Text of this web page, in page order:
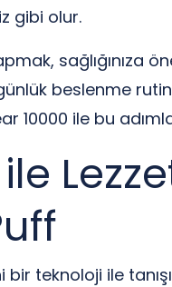
gibi olur.
sağlığınıza
beslenme
10000 ile bu
teknoloji ile